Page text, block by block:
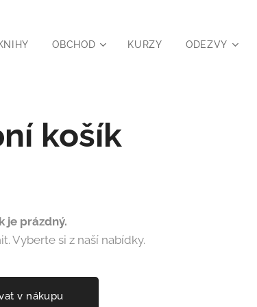
OBCHOD KURZY ODEZVY
košík
je prázdný.
Vyberte si z naší nabídky.
v nákupu